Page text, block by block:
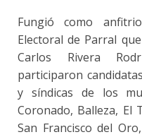
Fungió como
Electoral de Parral
Carlos Rivera
participaron
y síndicas de los
Coronado, Balleza, El
San Francisco del